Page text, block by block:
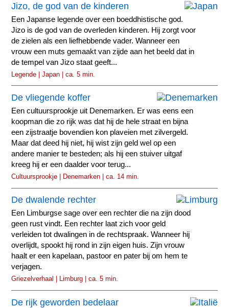
Jizo, de god van de kinderen
Een Japanse legende over een boeddhistische god.
Jizo is de god van de overleden kinderen. Hij zorgt voor
de zielen als een liefhebbende vader. Wanneer een
vrouw een muts gemaakt van zijde aan het beeld dat in
de tempel van Jizo staat geeft...
Legende | Japan | ca. 5 min.
De vliegende koffer
Een cultuursprookje uit Denemarken. Er was eens een
koopman die zo rijk was dat hij de hele straat en bijna
een zijstraatje bovendien kon plaveien met zilvergeld.
Maar dat deed hij niet, hij wist zijn geld wel op een
andere manier te besteden; als hij een stuiver uitgaf
kreeg hij er een daalder voor terug...
Cultuursprookje | Denemarken | ca. 14 min.
De dwalende rechter
Een Limburgse sage over een rechter die na zijn dood
geen rust vindt. Een rechter laat zich voor geld
verleiden tot dwalingen in de rechtspraak. Wanneer hij
overlijdt, spookt hij rond in zijn eigen huis. Zijn vrouw
haalt er een kapelaan, pastoor en pater bij om hem te
verjagen.
Griezelverhaal | Limburg | ca. 5 min.
De rijk geworden bedelaar